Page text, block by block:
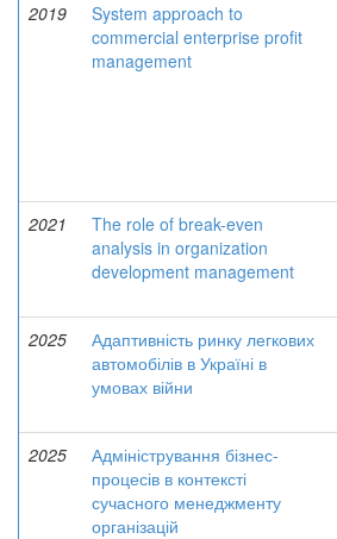
2019
System approach to
commercial enterprise profit
management
2021
The role of break-even
analysis in organization
development management
2025
Адаптивність ринку легкових
автомобілів в Україні в
умовах війни
2025
Адміністрування бізнес-
процесів в контексті
сучасного менеджменту
організацій